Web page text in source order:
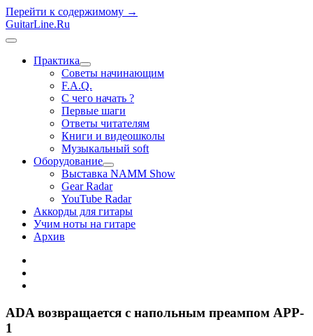
Перейти к содержимому →
GuitarLine.Ru
открыть
Практика
открыть
меню
Советы начинающим
F.A.Q.
С чего начать ?
Первые шаги
Ответы читателям
Книги и видеошколы
Музыкальный soft
Оборудование
открыть
меню
Выставка NAMM Show
Gear Radar
YouTube Radar
Аккорды для гитары
Учим ноты на гитаре
Архив
ADA возвращается с напольным преампом APP-
1